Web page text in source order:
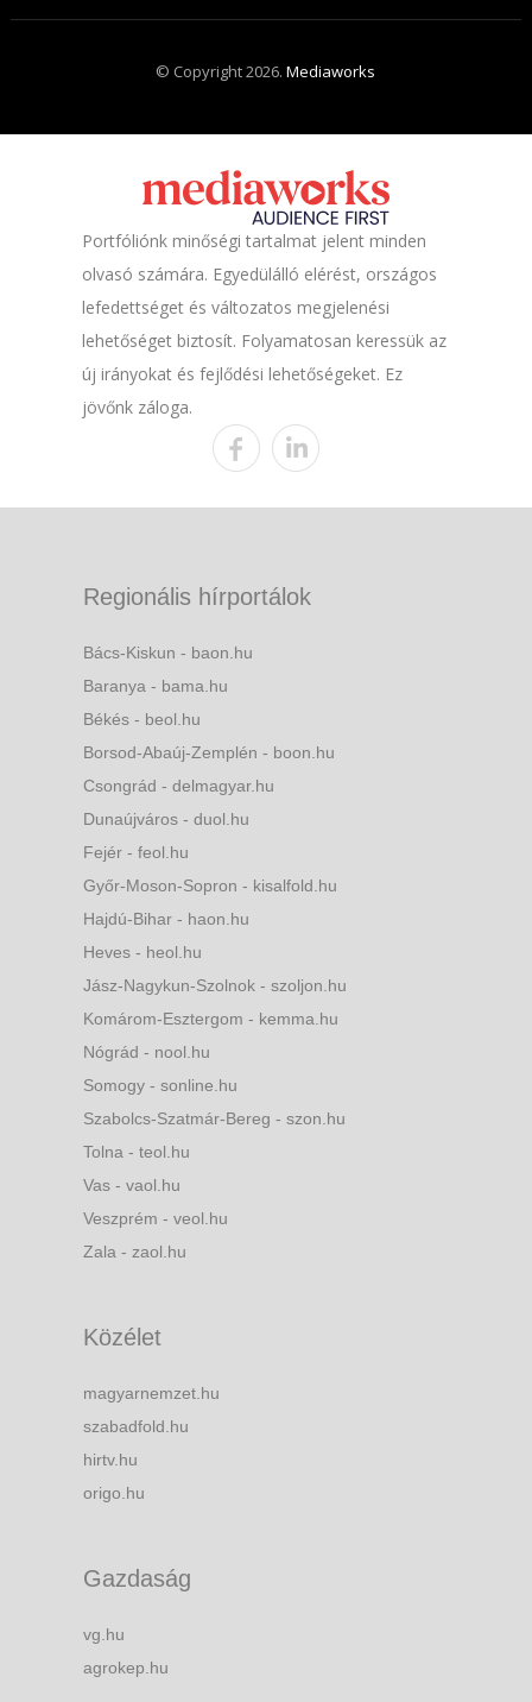
© Copyright 2026.Mediaworks
Portfóliónk minőségi tartalmat jelent minden
olvasó számára. Egyedülálló elérést, országos
lefedettséget és változatos megjelenési
lehetőséget biztosít. Folyamatosan keressük az
új irányokat és fejlődési lehetőségeket. Ez
jövőnk záloga.
Regionális hírportálok
Bács-Kiskun - baon.hu
Baranya - bama.hu
Békés - beol.hu
Borsod-Abaúj-Zemplén - boon.hu
Csongrád - delmagyar.hu
Dunaújváros - duol.hu
Fejér - feol.hu
Győr-Moson-Sopron - kisalfold.hu
Hajdú-Bihar - haon.hu
Heves - heol.hu
Jász-Nagykun-Szolnok - szoljon.hu
Komárom-Esztergom - kemma.hu
Nógrád - nool.hu
Somogy - sonline.hu
Szabolcs-Szatmár-Bereg - szon.hu
Tolna - teol.hu
Vas - vaol.hu
Veszprém - veol.hu
Zala - zaol.hu
Közélet
magyarnemzet.hu
szabadfold.hu
hirtv.hu
origo.hu
Gazdaság
vg.hu
agrokep.hu